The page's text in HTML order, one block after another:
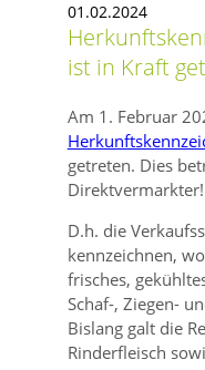
01.02.2024
ist in Kraft
Am 1. Februar
getreten. Dies
Direktvermarkter!
D.h. die
kennzeichnen,
frisches,
Schaf-, Ziegen-
Bislang galt die
Rinderfleisch